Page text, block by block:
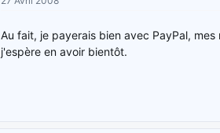
Au fait, je payerais bien avec PayPal,
j'espère en avoir bientôt.